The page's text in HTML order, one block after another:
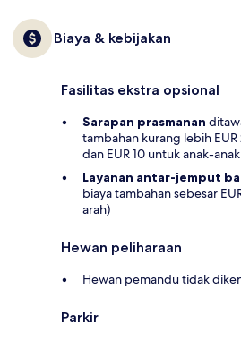
Biaya & kebijakan
Fasilitas ekstra opsional
Sarapan prasmanan
tambahan kurang lebih
dan EUR 10 untuk anak-anak
Layanan antar-jemput
biaya tambahan sebesar
arah)
Hewan peliharaan
Hewan pemandu tidak
Parkir